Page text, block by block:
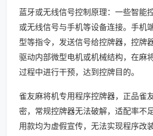
蓝牙或无线信号控制原理：一些智能
或无线信号与手机等设备连接。手机
型等指令，发送信号给控牌器，控牌
驱动内部微型电机或机械结构，在麻
过程中进行干预，达到控牌目的。
雀友麻将机专用程序控牌器，正品雀
密，常规控牌器无法破解，适配率不
用款均为虚假宣传，无法实现程序改